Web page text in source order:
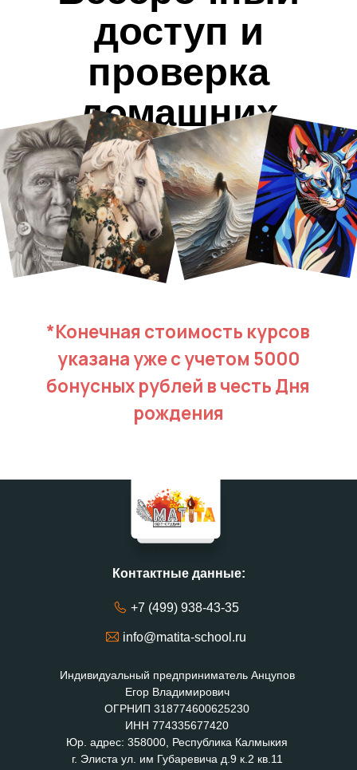
+7 (499) 938-43-35
info@matita-school.ru
Контактные данные:
Индивидуальный предприниматель Анцупов
Егор Владимирович
ОГРНИП 318774600625230
ИНН 774335677420
Юр. адрес: 358000, Республика Калмыкия
г. Элиста ул. им Губаревича д.9 к.2 кв.11